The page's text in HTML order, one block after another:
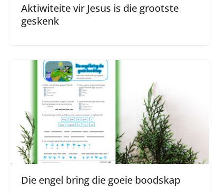
Aktiwiteite vir Jesus is die grootste
geskenk
Die engel bring die goeie boodskap